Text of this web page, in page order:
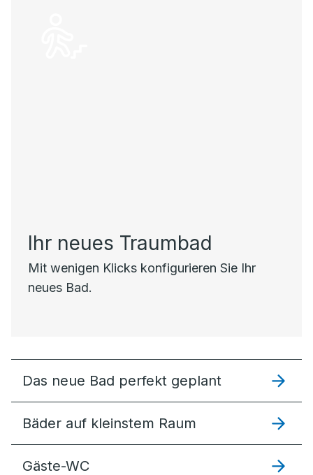
Ihr neues Traumbad
Mit wenigen Klicks konfigurieren Sie Ihr
neues Bad.
Das neue Bad perfekt geplant
Bäder auf kleinstem Raum
Gäste-WC